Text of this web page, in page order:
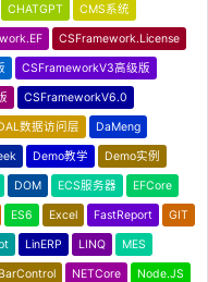
CHATGPT CMS系统
CSFramework.License
CSFrameworkV3高级版
CSFrameworkV6.0
数据访问层 DaMeng
Demo教学 Demo实例
DOM ECS服务器 EFCore
ES6 Excel FastReport GIT
LinERP LINQ MES
NETCore Node.JS